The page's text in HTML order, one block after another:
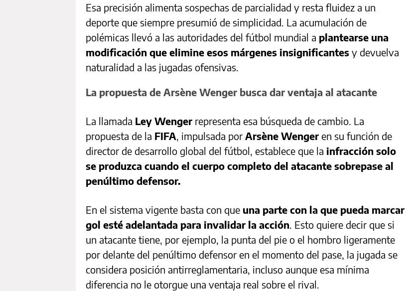
Esa precisión alimenta sospechas de parcialidad y resta fluidez a un
deporte que siempre presumió de simplicidad. La acumulación de
polémicas llevó a las autoridades del fútbol mundial a plantearse una
modificación que elimine esos márgenes insignificantes y devuelva
naturalidad a las jugadas ofensivas.
La propuesta de Arsène Wenger busca dar ventaja al atacante
La llamada Ley Wenger representa esa búsqueda de cambio. La
propuesta de la FIFA, impulsada por Arsène Wenger en su función de
director de desarrollo global del fútbol, establece que la infracción solo
se produzca cuando el cuerpo completo del atacante sobrepase al
penúltimo defensor.
En el sistema vigente basta con que una parte con la que pueda marcar
gol esté adelantada para invalidar la acción. Esto quiere decir que si
un atacante tiene, por ejemplo, la punta del pie o el hombro ligeramente
por delante del penúltimo defensor en el momento del pase, la jugada se
considera posición antirreglamentaria, incluso aunque esa mínima
diferencia no le otorgue una ventaja real sobre el rival.